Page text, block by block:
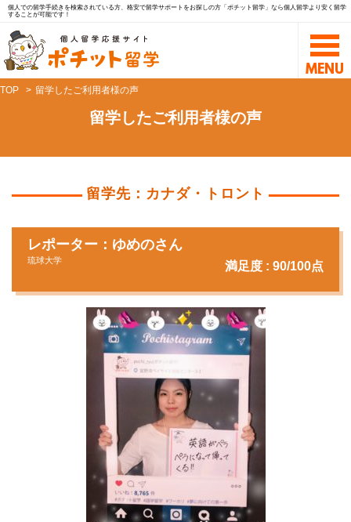
個人での留学手続きを検索されている方、格安で留学サポートをお探しの方「ポチット留学」なら個人留学より安く留学
することが可能です！
TOP 留学したご利用者様の声
留学したご利用者様の声
留学先：カナダ・トロント
レポーター：ゆめのさん
琉球大学 満足度 : 90/100点